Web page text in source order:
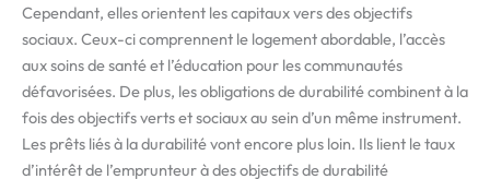
Cependant, elles orientent les capitaux vers des objectifs
sociaux. Ceux-ci comprennent le logement abordable, l’accès
aux soins de santé et l’éducation pour les communautés
défavorisées. De plus, les obligations de durabilité combinent à la
fois des objectifs verts et sociaux au sein d’un même instrument.
Les prêts liés à la durabilité vont encore plus loin. Ils lient le taux
d’intérêt de l’emprunteur à des objectifs de durabilité